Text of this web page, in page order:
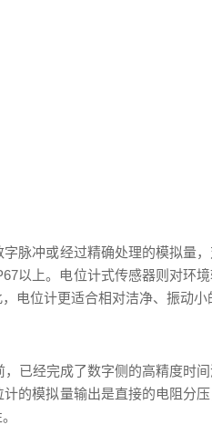
脉冲或经过精确处理的模拟量
以上。电位计式传感器则对环
电位计更适合相对洁净、振动小
已经完成了数字侧的高精度时
的模拟量输出是直接的电阻分